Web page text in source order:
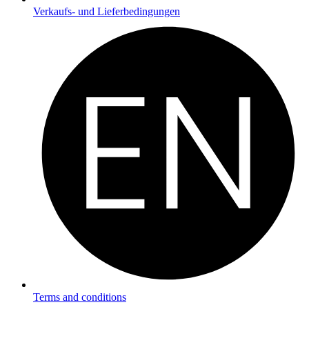
Verkaufs- und Lieferbedingungen
Terms and conditions